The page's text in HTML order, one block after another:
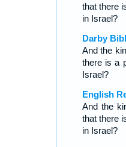
that there
in Israel?
Darby
And the
there is a
Israel?
English
And the
that there
in Israel?